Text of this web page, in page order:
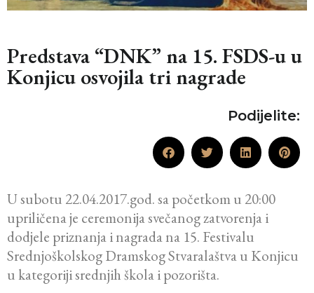
Predstava “DNK” na 15. FSDS-u u
Konjicu osvojila tri nagrade
Podijelite:
U subotu 22.04.2017.god. sa početkom u 20:00
upriličena je ceremonija svečanog zatvorenja i
dodjele priznanja i nagrada na 15. Festivalu
Srednjoškolskog Dramskog Stvaralaštva u Konjicu
u kategoriji srednjih škola i pozorišta.